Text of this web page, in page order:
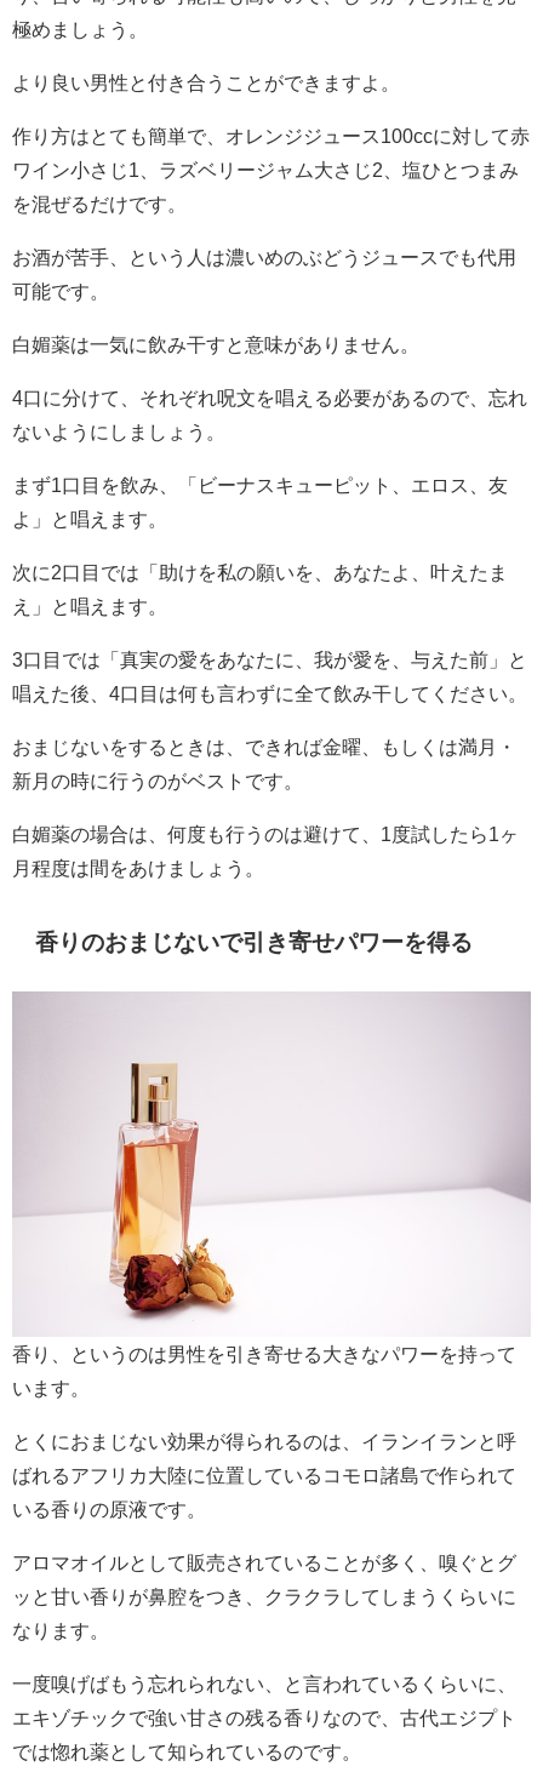
極めましょう。
より良い男性と付き合うことができますよ。
作り方はとても簡単で、オレンジジュース100ccに対して赤
ワイン小さじ1、ラズベリージャム大さじ2、塩ひとつまみ
を混ぜるだけです。
お酒が苦手、という人は濃いめのぶどうジュースでも代用
可能です。
白媚薬は一気に飲み干すと意味がありません。
4口に分けて、それぞれ呪文を唱える必要があるので、忘れ
ないようにしましょう。
まず1口目を飲み、「ビーナスキューピット、エロス、友
よ」と唱えます。
次に2口目では「助けを私の願いを、あなたよ、叶えたま
え」と唱えます。
3口目では「真実の愛をあなたに、我が愛を、与えた前」と
唱えた後、4口目は何も言わずに全て飲み干してください。
おまじないをするときは、できれば金曜、もしくは満月・
新月の時に行うのがベストです。
白媚薬の場合は、何度も行うのは避けて、1度試したら1ヶ
月程度は間をあけましょう。
香りのおまじないで引き寄せパワーを得る
香り、というのは男性を引き寄せる大きなパワーを持って
います。
とくにおまじない効果が得られるのは、イランイランと呼
ばれるアフリカ大陸に位置しているコモロ諸島で作られて
いる香りの原液です。
アロマオイルとして販売されていることが多く、嗅ぐとグ
ッと甘い香りが鼻腔をつき、クラクラしてしまうくらいに
なります。
一度嗅げばもう忘れられない、と言われているくらいに、
エキゾチックで強い甘さの残る香りなので、古代エジプト
では惚れ薬として知られているのです。